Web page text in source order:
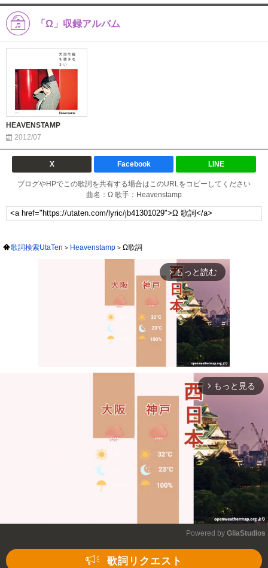
「Ω」収録アルバム
HEAVENSTAMP
2012/07
X Facebook LINE
ブログやHPでこの歌詞を共有する場合はこのURLをコピーしてください
曲名：Ω 歌手：Heavenstamp
歌詞検索UtaTen Heavenstamp Ω歌詞
arrow_forward_ios もっと読む
Mute
arrow_forward_ios もっと見る
Powered by GliaStudios
歌詞リクエスト